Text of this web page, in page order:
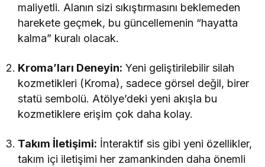
maliyetli. Alanın sizi sıkıştırmasını beklemeden
harekete geçmek, bu güncellemenin “hayatta
kalma” kuralı olacak.
Kroma’ları Deneyin: Yeni geliştirilebilir silah
kozmetikleri (Kroma), sadece görsel değil, birer
statü sembolü. Atölye’deki yeni akışla bu
kozmetiklere erişim çok daha kolay.
Takım İletişimi: İnteraktif sis gibi yeni özellikler,
takım içi iletişimi her zamankinden daha önemli